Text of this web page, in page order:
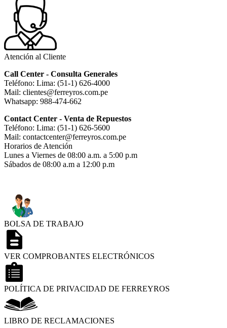
Atención al Cliente
Call Center - Consulta Generales
Teléfono: Lima: (51-1) 626-4000
Mail: clientes@ferreyros.com.pe
Whatsapp: 988-474-662
Contact Center - Venta de Repuestos
Teléfono: Lima: (51-1) 626-5600
Mail: contactcenter@ferreyros.com.pe
Horarios de Atención
Lunes a Viernes de 08:00 a.m. a 5:00 p.m
Sábados de 08:00 a.m a 12:00 p.m
BOLSA DE TRABAJO
VER COMPROBANTES ELECTRÓNICOS
POLÍTICA DE PRIVACIDAD DE FERREYROS
LIBRO DE RECLAMACIONES